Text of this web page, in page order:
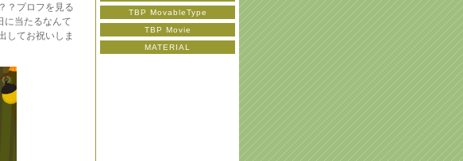
？プロフを見る
に当たるなんて
してお祝いしま
TBP MovableType
TBP Movie
MATERIAL